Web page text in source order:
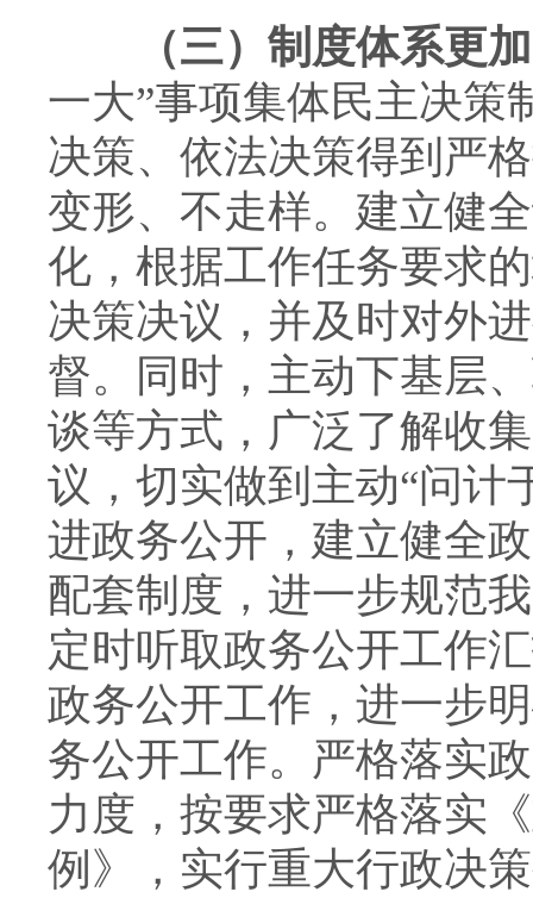
（三）制度体系更加
一大”事项集体民主决策
决策、依法决策得到严
变形、不走样。建立健
化，根据工作任务要求
决策决议，并及时对外
督。同时，主动下基层
谈等方式，广泛了解收
议，切实做到主动“问计
进政务公开，建立健全
配套制度，进一步规范
定时听取政务公开工作
政务公开工作，进一步
务公开工作。严格落实
力度，按要求严格落实
例》，实行重大行政决